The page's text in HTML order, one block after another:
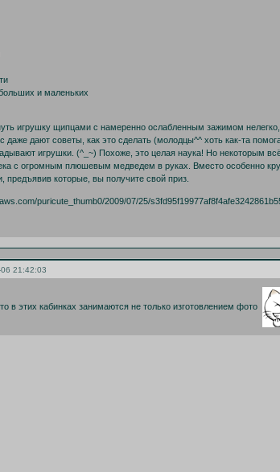
и маленьких
игрушку щипцами с намеренно ослабленным зажимом
даже дают советы, как это сделать (молодцы^^ хоть как-та
игрушки. (^_~) Похоже, это целая наука! Но некоторым
с огромным плюшевым медведем в руках. Вместо особенно
предъявив которые, вы получите свой приз.
21:42:03
в этих кабинках занимаются не только изготовлением фото